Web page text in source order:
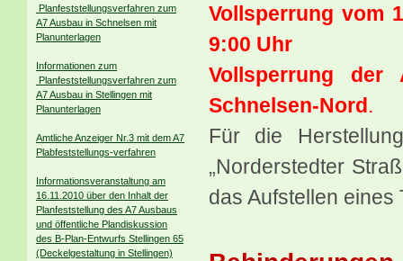
Planfeststellungsverfahren zum
A7 Ausbau in Schnelsen mit
Planunterlagen
Informationen zum
Planfeststellungsverfahren zum
A7 Ausbau in Stellingen mit
Planunterlagen
Amtliche Anzeiger Nr.3 mit dem A7
Plabfeststellungs-verfahren
Informationsveranstaltung am
16.11.2010 über den Inhalt der
Planfeststellung des A7 Ausbaus
und öffentliche Plandiskussion
des B-Plan-Entwurfs Stellingen 65
(Deckelgestaltung in Stellingen)
Vollsperrung vom
9:00 Uhr
Vollsperrung
Schnelsen-Nord.
Für die
„Norderstedter
das Aufstellen eines